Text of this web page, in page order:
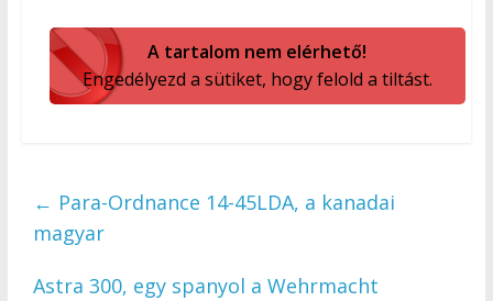
A tartalom nem elérhető!
Engedélyezd a sütiket, hogy felold a tiltást.
← Para-Ordnance 14-45LDA, a kanadai
magyar
Astra 300, egy spanyol a Wehrmacht